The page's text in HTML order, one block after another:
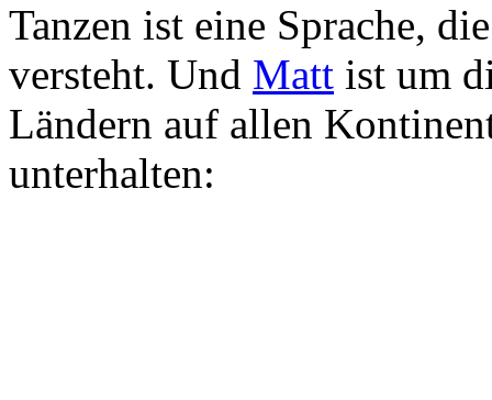
Tanzen ist eine Sprache,
versteht. Und Matt ist um
Ländern auf allen
unterhalten: